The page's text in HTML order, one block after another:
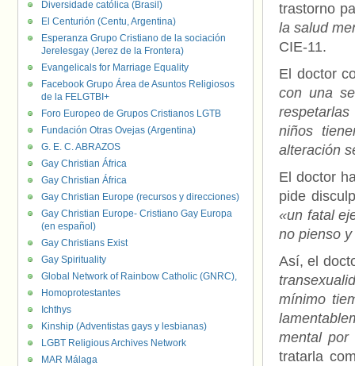
trastorno
la salud
CIE-11.
El doctor
con una
niños
alteración
El doctor
pide
«un fatal
no pienso
Así, el
mínimo
mental por
tratarla
Diversidade católica (Brasil)
El Centurión (Centu, Argentina)
Esperanza Grupo Cristiano de la sociación
Jerelesgay (Jerez de la Frontera)
Evangelicals for Marriage Equality
Facebook Grupo Área de Asuntos Religiosos
de la FELGTBI+
Foro Europeo de Grupos Cristianos LGTB
Fundación Otras Ovejas (Argentina)
G. E. C. ABRAZOS
Gay Christian África
Gay Christian África
Gay Christian Europe (recursos y direcciones)
Gay Christian Europe- Cristiano Gay Europa
(en español)
Gay Christians Exist
Gay Spirituality
Global Network of Rainbow Catholic (GNRC),
Homoprotestantes
Ichthys
Kinship (Adventistas gays y lesbianas)
LGBT Religious Archives Network
MAR Málaga